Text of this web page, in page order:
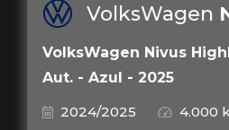
VolksWagen
VolksWagen Nivus
Aut. - Azul - 2025
2024/2025
4.000